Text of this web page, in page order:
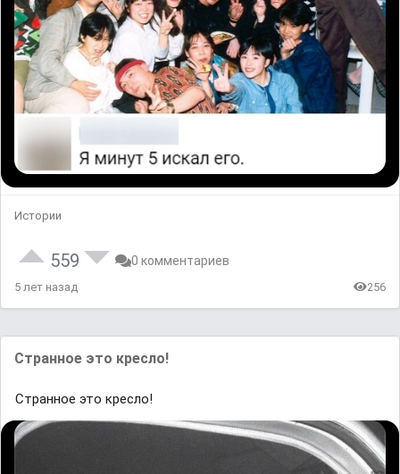
Истории
559 0 комментариев
5 лет назад 256
Странное это кресло!
Странное это кресло!